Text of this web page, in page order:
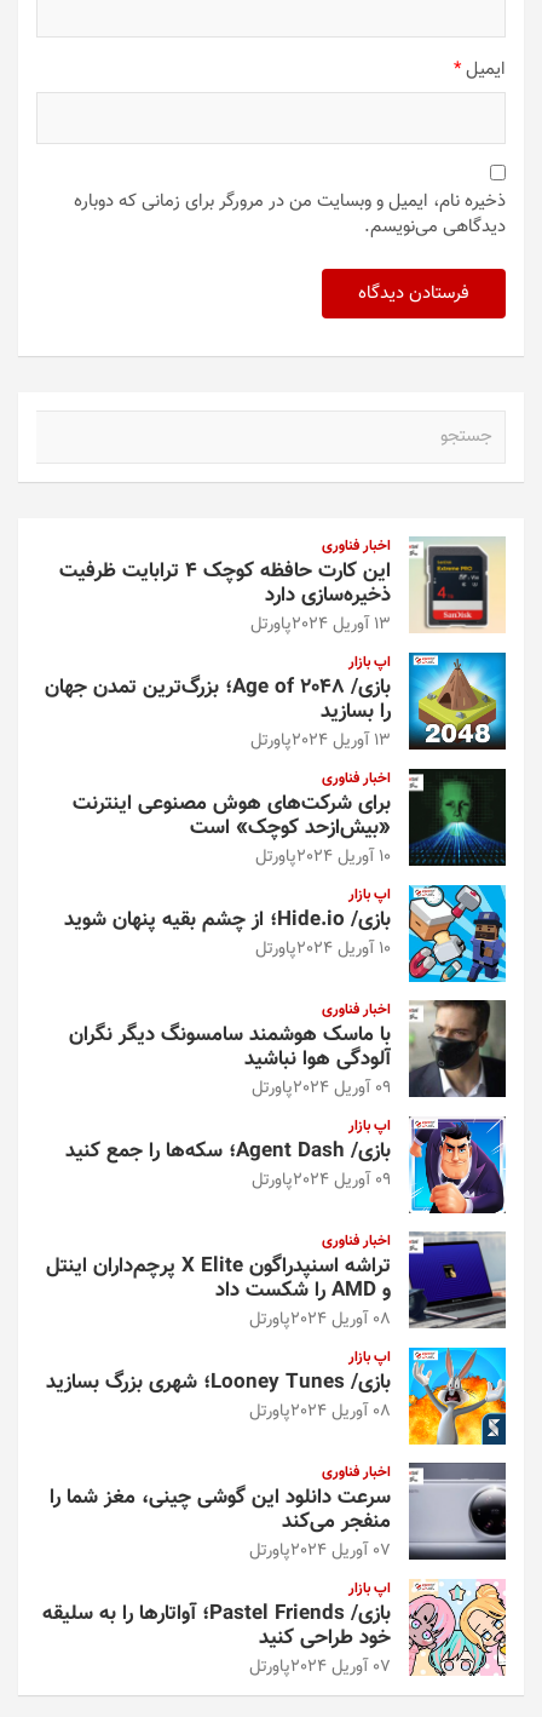
ایمیل*
ذخیره نام، ایمیل و وبسایت من در مرورگر برای زمانی که دوباره
دیدگاهی می‌نویسم.
اخبار فناوری
این کارت حافظه کوچک ۴ ترابایت ظرفیت
ذخیره‌سازی دارد
13 آوریل 2024 پاورتل
اپ بازار
بازی/ Age of 2048؛ بزرگ‌ترین تمدن جهان
را بسازید
13 آوریل 2024 پاورتل
اخبار فناوری
برای شرکت‌های هوش مصنوعی اینترنت
«بیش‌از‌حد کوچک» است
10 آوریل 2024 پاورتل
اپ بازار
بازی/ Hide.io؛ از چشم بقیه پنهان شوید
10 آوریل 2024 پاورتل
اخبار فناوری
با ماسک هوشمند سامسونگ دیگر نگران
آلودگی هوا نباشید
09 آوریل 2024 پاورتل
اپ بازار
بازی/ Agent Dash؛ سکه‌ها را جمع کنید
09 آوریل 2024 پاورتل
اخبار فناوری
تراشه اسنپدراگون X Elite پرچم‌داران اینتل
و AMD را شکست داد
08 آوریل 2024 پاورتل
اپ بازار
بازی/ Looney Tunes؛ شهری بزرگ بسازید
08 آوریل 2024 پاورتل
اخبار فناوری
سرعت دانلود این گوشی چینی، مغز شما را
منفجر می‌کند
07 آوریل 2024 پاورتل
اپ بازار
بازی/ Pastel Friends؛ آواتارها را به سلیقه
خود طراحی کنید
07 آوریل 2024 پاورتل